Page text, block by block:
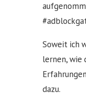
Soweit ich
lernen, wie
dazu.